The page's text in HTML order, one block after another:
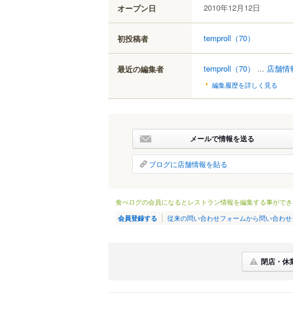
オープン日 2010年12月12日
初投稿者 temproll （70）
最近の編集者 temproll （70） ... 店舗情
編集履歴を詳しく見る
メールで情報を送る
ブログに店舗情報を貼る
食べログの会員になるとレストラン情報を編集する事がで
会員登録する 従来の問い合わせフォームから問い合わせ
閉店・休